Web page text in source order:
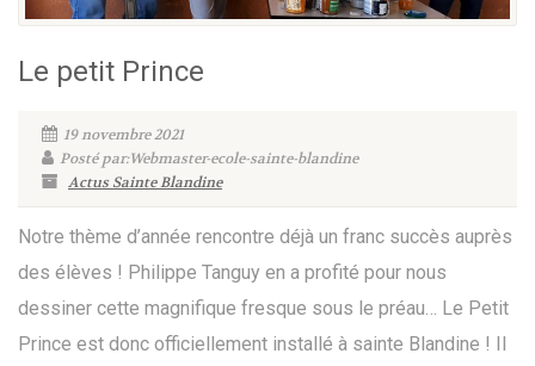
Le petit Prince
19 novembre 2021
Posté par:Webmaster-ecole-sainte-blandine
Actus Sainte Blandine
Notre thème d’année rencontre déjà un franc succès auprès
des élèves ! Philippe Tanguy en a profité pour nous
dessiner cette magnifique fresque sous le préau… Le Petit
Prince est donc officiellement installé à sainte Blandine ! Il